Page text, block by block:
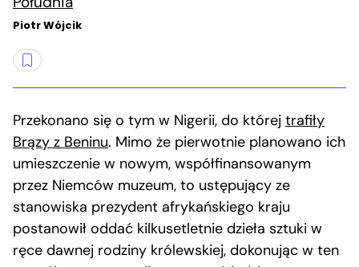
Piotr Wójcik
Przekonano się o tym w Nigerii, do której trafiły
Brązy z Beninu. Mimo że pierwotnie planowano ich
umieszczenie w nowym, współfinansowanym
przez Niemców muzeum, to ustępujący ze
stanowiska prezydent afrykańskiego kraju
postanowił oddać kilkusetletnie dzieła sztuki w
ręce dawnej rodziny królewskiej, dokonując w ten